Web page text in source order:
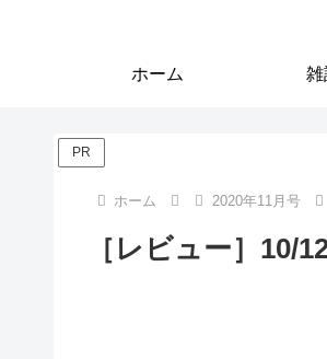
ホーム 雑
PR
ホーム 2020年11月号
［レビュー］10/